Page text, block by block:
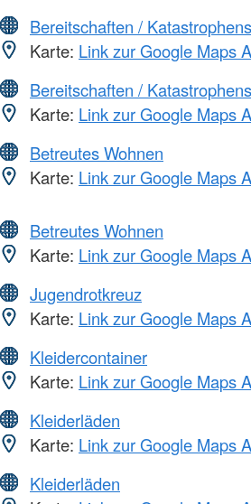
Bereitschaften /
Karte: Link zur Google Maps
Bereitschaften /
Karte: Link zur Google Maps
Betreutes Wohnen
Karte: Link zur Google Maps
Betreutes Wohnen
Karte: Link zur Google Maps
Jugendrotkreuz
Karte: Link zur Google Maps
Kleidercontainer
Karte: Link zur Google Maps
Kleiderläden
Karte: Link zur Google Maps
Kleiderläden